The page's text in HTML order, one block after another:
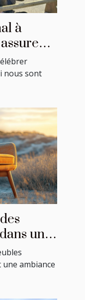
à
!
nous sont
une
?
ambiance